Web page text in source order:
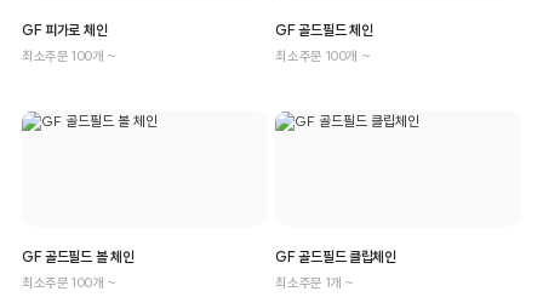
GF 피가로 체인
최소주문 100개 ~
GF 골드필드 체인
최소주문 100개 ~
GF 골드필드 볼 체인
최소주문 100개 ~
GF 골드필드 클립체인
최소주문 1개 ~